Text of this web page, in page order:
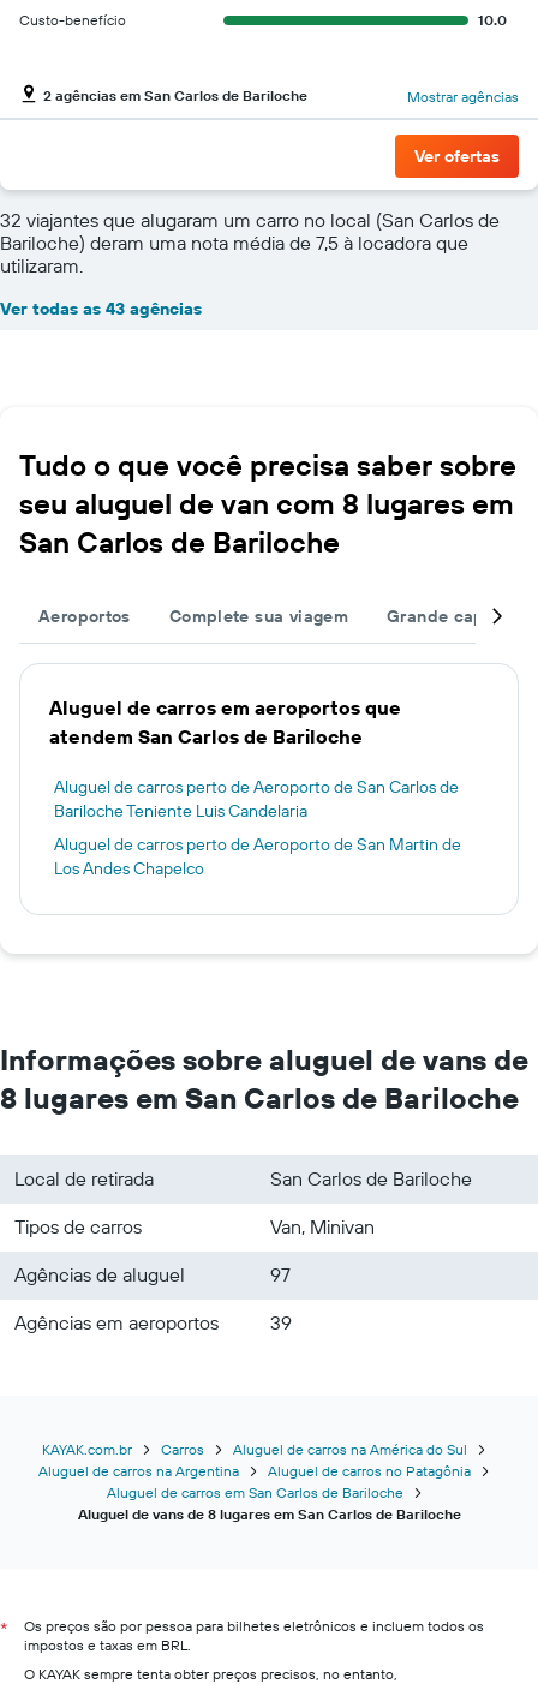
Custo-benefício
10.0
2 agências em San Carlos de Bariloche Mostrar agências
Ver ofertas
32 viajantes que alugaram um carro no local (San Carlos de
Bariloche) deram uma nota média de 7,5 à locadora que
utilizaram.
Ver todas as 43 agências
Tudo o que você precisa saber sobre
seu aluguel de van com 8 lugares em
San Carlos de Bariloche
Aeroportos Complete sua viagem Grande
Aluguel de carros em aeroportos que
atendem San Carlos de Bariloche
Aluguel de carros perto de Aeroporto de San Carlos de
Bariloche Teniente Luis Candelaria
Aluguel de carros perto de Aeroporto de San Martin de
Los Andes Chapelco
Informações sobre aluguel de vans de
8 lugares em San Carlos de Bariloche
Local de retirada
San Carlos de Bariloche
Tipos de carros
Van, Minivan
Agências de aluguel
97
Agências em aeroportos
39
KAYAK.com.br Carros
Aluguel de carros na América do Sul
Aluguel de carros na Argentina
Aluguel de carros no Patagônia
Aluguel de carros em San Carlos de Bariloche
Aluguel de vans de 8 lugares em San Carlos de Bariloche
*
Os preços são por pessoa para bilhetes eletrônicos e incluem todos os
impostos e taxas em BRL.
O KAYAK sempre tenta obter preços precisos, no entanto,